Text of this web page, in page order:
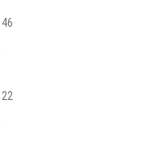
46
22